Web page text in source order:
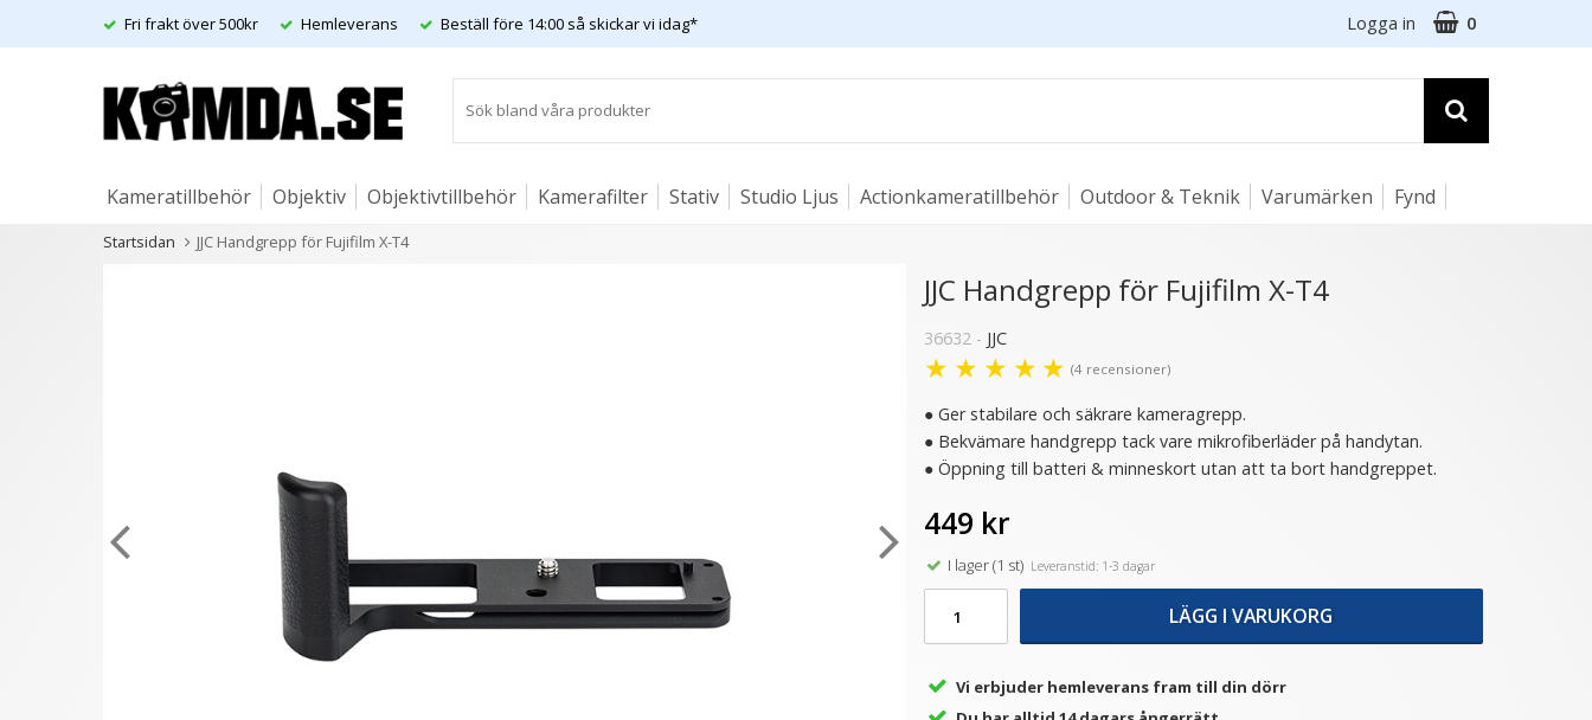
Fri frakt över 500kr Hemleverans Beställ före 14:00 så skickar vi idag* Logga in 0
Kameratillbehör Objektiv Objektivtillbehör Kamerafilter Stativ Studio Ljus Actionkameratillbehör Outdoor & Teknik Varumärken Fynd
Artiklar
Startsidan JJC Handgrepp för Fujifilm X-T4
JJC Handgrepp för Fujifilm X-T4
36632 - JJC
★ ★ ★ ★ ★ (4 recensioner)
● Ger stabilare och säkrare kameragrepp.
● Bekvämare handgrepp tack vare mikrofiberläder på handytan.
● Öppning till batteri & minneskort utan att ta bort handgreppet.
449 kr
I lager (1 st)Leveranstid: 1-3 dagar
LÄGG I VARUKORG
Vi erbjuder hemleverans fram till din dörr